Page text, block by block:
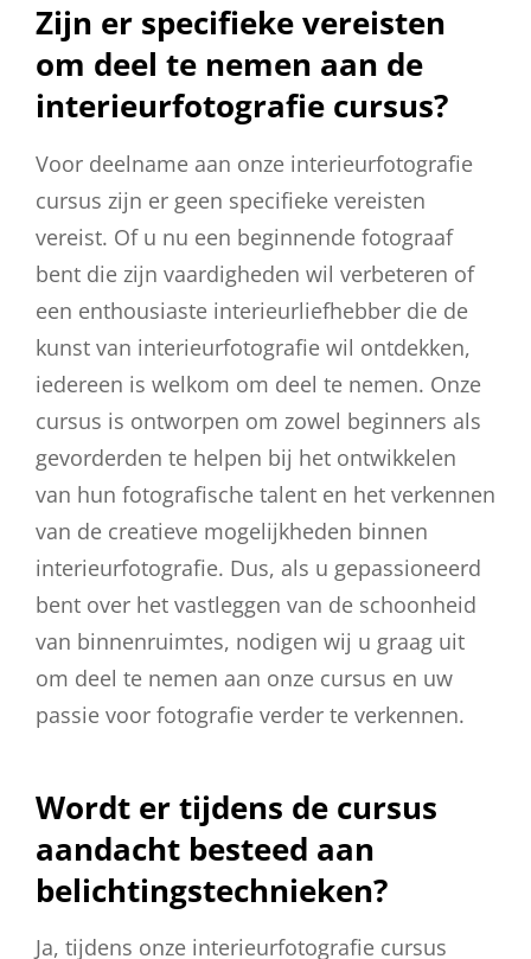
Zijn er specifieke vereisten
om deel te nemen aan de
interieurfotografie cursus?
Voor deelname aan onze interieurfotografie
cursus zijn er geen specifieke vereisten
vereist. Of u nu een beginnende fotograaf
bent die zijn vaardigheden wil verbeteren of
een enthousiaste interieurliefhebber die de
kunst van interieurfotografie wil ontdekken,
iedereen is welkom om deel te nemen. Onze
cursus is ontworpen om zowel beginners als
gevorderden te helpen bij het ontwikkelen
van hun fotografische talent en het verkennen
van de creatieve mogelijkheden binnen
interieurfotografie. Dus, als u gepassioneerd
bent over het vastleggen van de schoonheid
van binnenruimtes, nodigen wij u graag uit
om deel te nemen aan onze cursus en uw
passie voor fotografie verder te verkennen.
Wordt er tijdens de cursus
aandacht besteed aan
belichtingstechnieken?
Ja, tijdens onze interieurfotografie cursus